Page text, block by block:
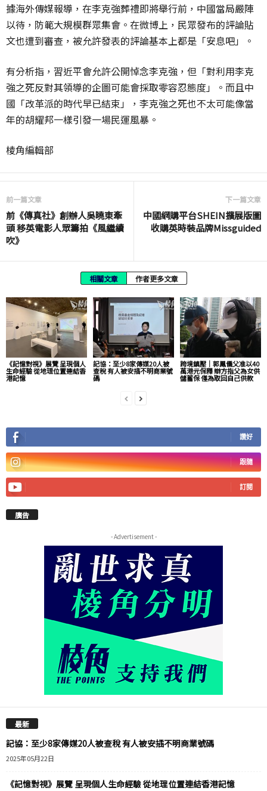
據海外傳媒報導，在李克強葬禮即將舉行前，中國當局嚴陣
以待，防範大規模群眾集會。在微博上，民眾發布的評論貼
文也遭到審查，被允許發表的評論基本上都是「安息吧」。
有分析指，習近平會允許公開悼念李克強，但「對利用李克
強之死反對其領導的企圖可能會採取零容忍態度」。而且中
國「改革派的時代早已結束」，李克強之死也不太可能像當
年的胡耀邦一樣引發一場民運風暴。
棱角編輯部
前一篇文章
前《傳真社》創辦人吳曉東牽
頭 移英電影人眾籌拍《風繼續
吹》
下一篇文章
中國網購平台SHEIN擴展版圖
收購英時裝品牌Missguided
相關文章 作者更多文章
《記憶對視》展覽 呈現個人
生命經驗 從地理位置連結香
港記憶
記協：至少8家傳媒20人被
查稅 有人被安插不明商業號
碼
跨境鎮壓｜郭鳳儀父准以40
萬港元保釋 辯方指父為女供
儲蓄保 僅為取回自己供款
讚好
跟隨
訂閱
廣告
- Advertisement -
最新
記協：至少8家傳媒20人被查稅 有人被安插不明商業號碼
2025年05月22日
《記憶對視》展覽 呈現個人生命經驗 從地理位置連結香港記憶